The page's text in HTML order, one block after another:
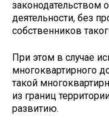
законодательством
деятельности, без
собственников
При этом в случае
многоквартирного
такой
из границ
развитию.